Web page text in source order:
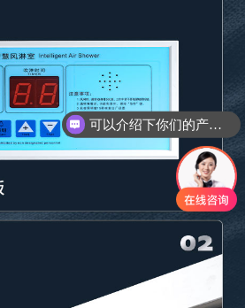
可以介绍下你们的产品么
你们是怎么收费的呢